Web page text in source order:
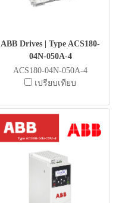
ABB Drives | Type ACS180-
04N-050A-4
ACS180-04N-050A-4
เปรียบเทียบ